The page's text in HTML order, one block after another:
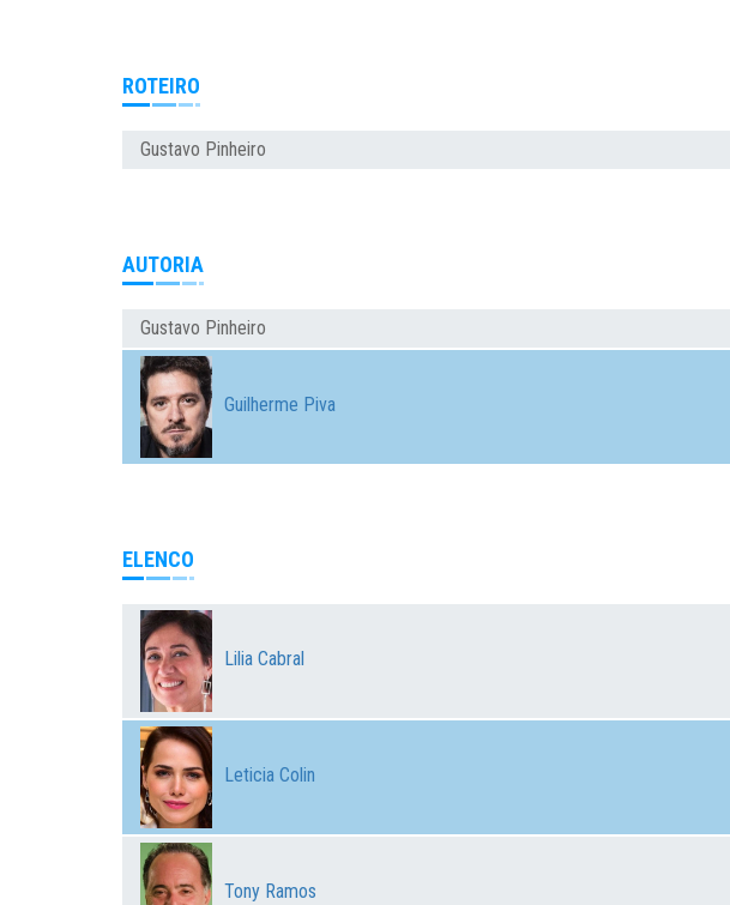
ROTEIRO
Gustavo Pinheiro
AUTORIA
Gustavo Pinheiro
Guilherme Piva
ELENCO
Lilia Cabral
Leticia Colin
Tony Ramos